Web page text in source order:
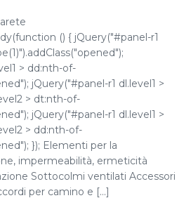
() { jQuery("#panel-r1
> dd:nth-of-
jQuery("#panel-r1 dl.level1 >
> dt:nth-of-
jQuery("#panel-r1 dl.level1 >
> dd:nth-of-
}); Elementi per la
impermeabilità, ermeticità
Sottocolmi ventilati Accessori
per camino e [...]